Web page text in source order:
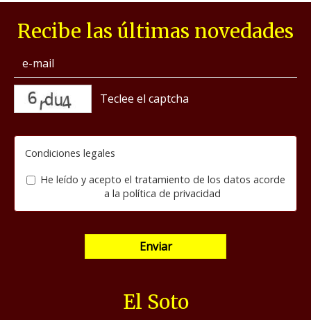
Recibe las últimas novedades
Condiciones legales
He leído y acepto el tratamiento de los datos acorde
a la política de privacidad
Enviar
El Soto